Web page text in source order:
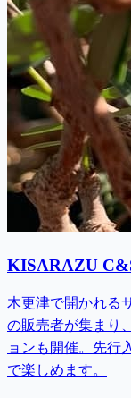
KISARAZU
木更津で開かれる
の販売者が集まり
ョンも開催。先行
で楽しめます。